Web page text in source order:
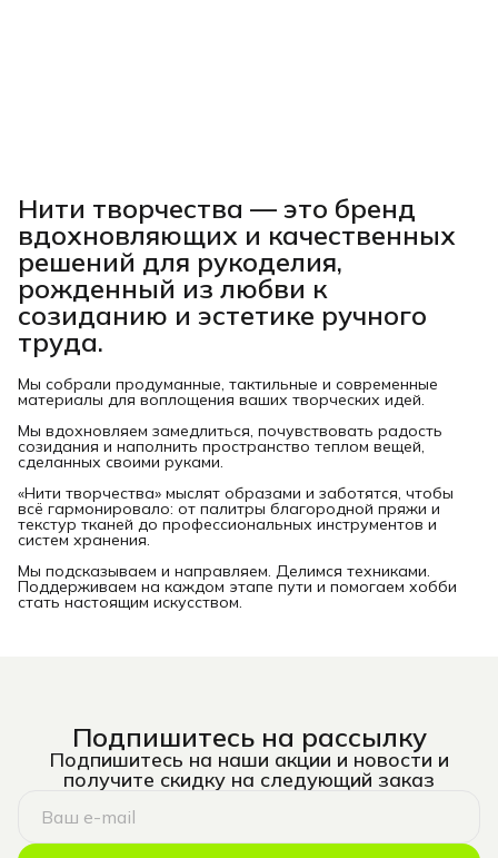
Нити творчества — это бренд
вдохновляющих и качественных
решений для рукоделия,
рожденный из любви к
созиданию и эстетике ручного
труда.
Мы собрали продуманные, тактильные и современные
материалы для воплощения ваших творческих идей.
Мы вдохновляем замедлиться, почувствовать радость
созидания и наполнить пространство теплом вещей,
сделанных своими руками.
«Нити творчества» мыслят образами и заботятся, чтобы
всё гармонировало: от палитры благородной пряжи и
текстур тканей до профессиональных инструментов и
систем хранения.
Мы подсказываем и направляем. Делимся техниками.
Поддерживаем на каждом этапе пути и помогаем хобби
стать настоящим искусством.
Подпишитесь на рассылку
Подпишитесь на наши акции и новости и
получите скидку на следующий заказ